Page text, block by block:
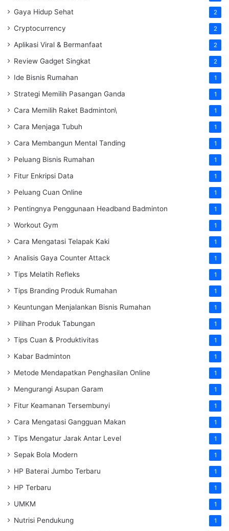
Gaya Hidup Sehat 2
Cryptocurrency 2
Aplikasi Viral & Bermanfaat 2
Review Gadget Singkat 2
Ide Bisnis Rumahan 1
Strategi Memilih Pasangan Ganda 1
Cara Memilih Raket Badminton\ 1
Cara Menjaga Tubuh 1
Cara Membangun Mental Tanding 1
Peluang Bisnis Rumahan 1
Fitur Enkripsi Data 1
Peluang Cuan Online 1
Pentingnya Penggunaan Headband Badminton 1
Workout Gym 1
Cara Mengatasi Telapak Kaki 1
Analisis Gaya Counter Attack 1
Tips Melatih Refleks 1
Tips Branding Produk Rumahan 1
Keuntungan Menjalankan Bisnis Rumahan 1
Pilihan Produk Tabungan 1
Tips Cuan & Produktivitas 1
Kabar Badminton 1
Metode Mendapatkan Penghasilan Online 1
Mengurangi Asupan Garam 1
Fitur Keamanan Tersembunyi 1
Cara Mengatasi Gangguan Makan 1
Tips Mengatur Jarak Antar Level 1
Sepak Bola Modern 1
HP Baterai Jumbo Terbaru 1
HP Terbaru 1
UMKM 1
Nutrisi Pendukung 1